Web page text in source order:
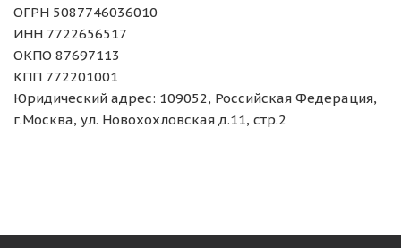
ОГРН 5087746036010
ИНН 7722656517
ОКПО 87697113
КПП 772201001
Юридический адрес: 109052, Российская Федерация,
г.Москва, ул. Новохохловская д.11, стр.2